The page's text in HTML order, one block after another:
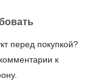
перед покупкой?
к